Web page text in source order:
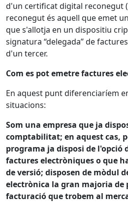
d'un certificat digital reconegut
reconegut és aquell que emet
que s'allotja en un dispositiu
signatura “delegada” de
d'un tercer.
Com es pot emetre factures
En aquest punt diferenciaríem
situacions:
Som una empresa que ja
comptabilitat; en aquest cas,
programa ja disposi de l'opció
factures electròniques o que
de versió; disposen de mòdul
electrònica la gran majoria de
facturació que trobem al